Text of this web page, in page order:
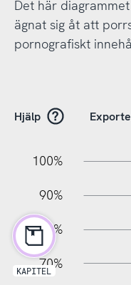
Det här
ägnat sig åt att
pornografiskt
Hjälp
100%
90%
80%
70%
KAPITEL